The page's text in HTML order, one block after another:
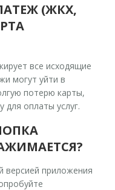
(ЖКХ,
все исходящие
могут уйти в
потерю карты,
для оплаты услуг.
версией приложения